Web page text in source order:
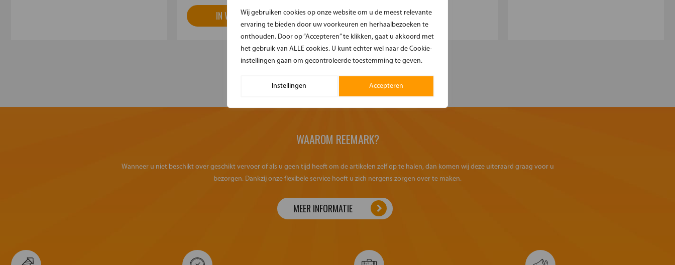
Wij gebruiken cookies op onze website om u de meest relevante
ervaring te bieden door uw voorkeuren en herhaalbezoeken te
onthouden. Door op “Accepteren” te klikken, gaat u akkoord met
het gebruik van ALLE cookies. U kunt echter wel naar de Cookie-
instellingen gaan om gecontroleerde toestemming te geven.
Instellingen Accepteren
IN WINKELMAND
WAAROM REEMARK?
Wanneer u niet beschikt over geschikt vervoer of als u geen tijd heeft om de artikelen zelf op te halen, dan komen wij deze uiteraard graag voor u
bezorgen. Dankzij onze flexibele service hoeft u zich nergens zorgen over te maken.
MEER INFORMATIE